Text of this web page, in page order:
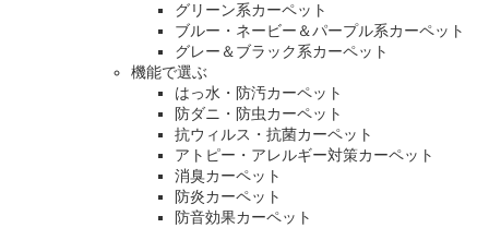
グリーン系カーペット
ブルー・ネービー＆パープル系カーペット
グレー＆ブラック系カーペット
機能で選ぶ
はっ水・防汚カーペット
防ダニ・防虫カーペット
抗ウィルス・抗菌カーペット
アトピー・アレルギー対策カーペット
消臭カーペット
防炎カーペット
防音効果カーペット